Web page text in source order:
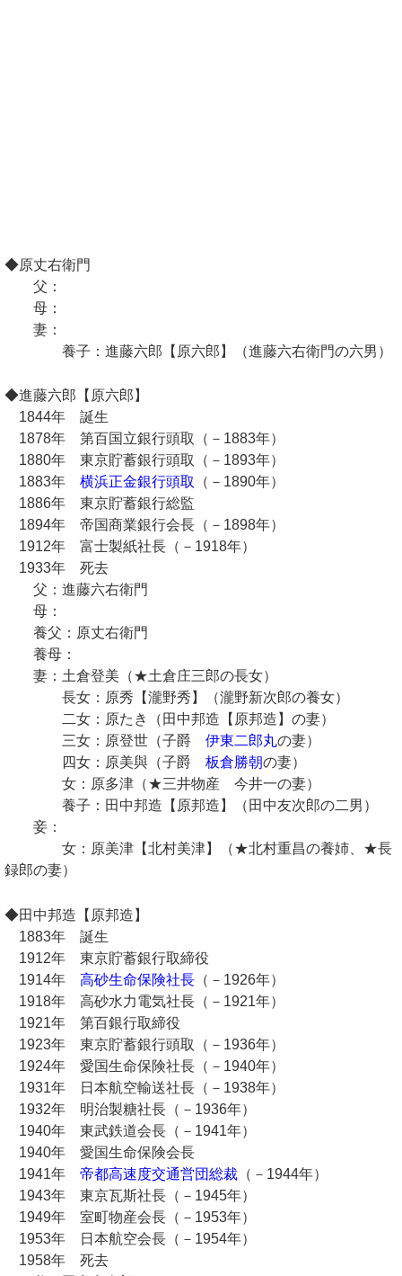
◆原丈右衛門
父：
母：
妻：
養子：進藤六郎【原六郎】（進藤六右衛門の六男）
◆進藤六郎【原六郎】
1844年 誕生
1878年 第百国立銀行頭取（－1883年）
1880年 東京貯蓄銀行頭取（－1893年）
1883年 横浜正金銀行頭取
（－1890年）
1886年 東京貯蓄銀行総監
1894年 帝国商業銀行会長（－1898年）
1912年 富士製紙社長（－1918年）
1933年 死去
父：進藤六右衛門
母：
養父：原丈右衛門
養母：
妻：土倉登美（★土倉庄三郎の長女）
長女：原秀【瀧野秀】（瀧野新次郎の養女）
二女：原たき（田中邦造【原邦造】の妻）
三女：原登世（子爵 伊東二郎丸の妻）
四女：原美與（子爵 板倉勝朝の妻）
女：原多津（★三井物産 今井一の妻）
養子：田中邦造【原邦造】（田中友次郎の二男）
妾：
女：原美津【北村美津】（★北村重昌の養姉、★長
録郎の妻）
◆田中邦造【原邦造】
1883年 誕生
1912年 東京貯蓄銀行取締役
1914年 高砂生命保険社長（－1926年）
1918年 高砂水力電気社長（－1921年）
1921年 第百銀行取締役
1923年 東京貯蓄銀行頭取（－1936年）
1924年 愛国生命保険社長（－1940年）
1931年 日本航空輸送社長（－1938年）
1932年 明治製糖社長（－1936年）
1940年 東武鉄道会長（－1941年）
1940年 愛国生命保険会長
1941年 帝都高速度交通営団総裁（－1944年）
1943年 東京瓦斯社長（－1945年）
1949年 室町物産会長（－1953年）
1953年 日本航空会長（－1954年）
1958年 死去